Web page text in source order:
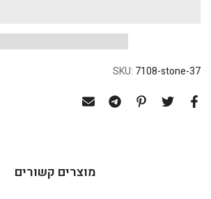
SKU: 7108-stone-37
מוצרים קשורים